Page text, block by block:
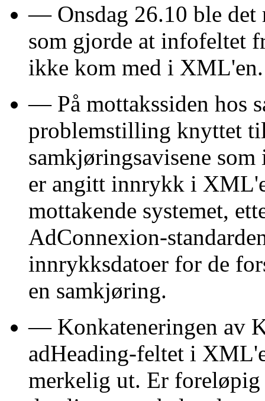
— Onsdag 26.10 ble
som gjorde at infofeltet
ikke kom med i XML'en.
— På mottakssiden hos
problemstilling knyttet
samkjøringsavisene
er angitt innrykk i
mottakende systemet,
AdConnexion-
innrykksdatoer for de
en samkjøring.
— Konkateneringen av
adHeading-feltet i
merkelig ut. Er